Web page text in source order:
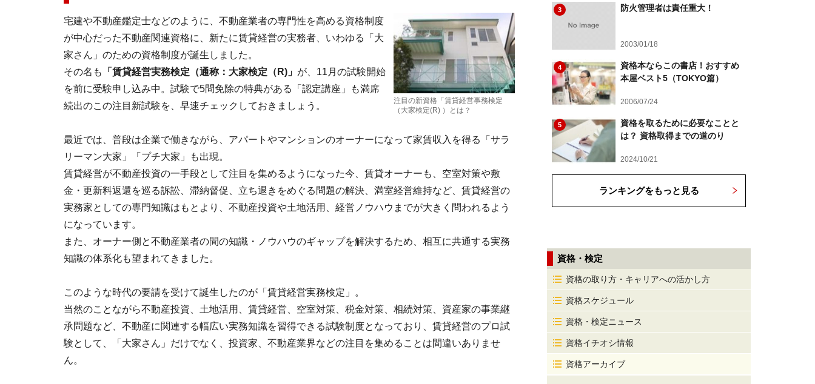
注目の新資格「賃貸経営事務検定
（大家検定(R) ）とは？
宅建や不動産鑑定士などのように、不動産業者の専門性を高める資格制度
が中心だった不動産関連資格に、新たに賃貸経営の実務者、いわゆる「大
家さん」のための資格制度が誕生しました。
その名も
「賃貸経営実務検定（通称：大家検定（R)」 が、11月の試験開始
を前に受験申し込み中。試験で5問免除の特典がある「認定講座」も満席
続出のこの注目新試験を、早速チェックしておきましょう。
最近では、普段は企業で働きながら、アパートやマンションのオーナーになって家賃収入を得る「サラ
リーマン大家」「プチ大家」も出現。
賃貸経営が不動産投資の一手段として注目を集めるようになった今、賃貸オーナーも、空室対策や敷
金・更新料返還を巡る訴訟、滞納督促、立ち退きをめぐる問題の解決、満室経営維持など、賃貸経営の
実務家としての専門知識はもとより、不動産投資や土地活用、経営ノウハウまでが大きく問われるよう
になっています。
また、オーナー側と不動産業者の間の知識・ノウハウのギャップを解決するため、相互に共通する実務
知識の体系化も望まれてきました。
このような時代の要請を受けて誕生したのが「賃貸経営実務検定」。
当然のことながら不動産投資、土地活用、賃貸経営、空室対策、税金対策、相続対策、資産家の事業継
承問題など、不動産に関連する幅広い実務知識を習得できる試験制度となっており、賃貸経営のプロ試
験として、「大家さん」だけでなく、投資家、不動産業界などの注目を集めることは間違いありませ
ん。
3 防火管理者は責任重大！
2003/01/18
4
資格本ならこの書店！おすすめ
本屋ベスト5（TOKYO篇）
2006/07/24
5
資格を取るために必要なことと
は？ 資格取得までの道のり
2024/10/21
ランキングをもっと見る
資格・検定
資格の取り方・キャリアへの活かし方
資格スケジュール
資格・検定ニュース
資格イチオシ情報
資格アーカイブ